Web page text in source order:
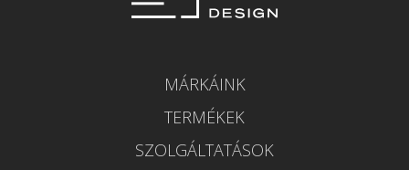
MÁRKÁINK
TERMÉKEK
SZOLGÁLTATÁSOK